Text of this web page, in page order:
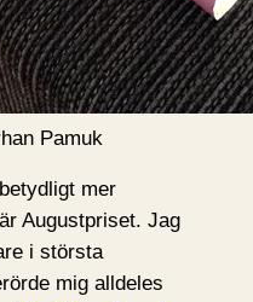
Pamuk
mer
Augustpriset. Jag
i största
mig alldeles